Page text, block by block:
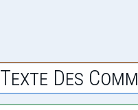
Texte Des